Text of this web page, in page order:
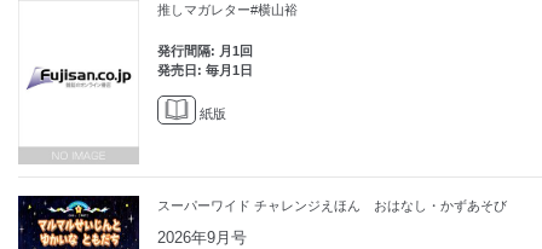
推しマガレター#横山裕
発行間隔: 月1回
発売日: 毎月1日
紙版
スーパーワイド チャレンジえほん おはなし・かずあそび
2026年9月号